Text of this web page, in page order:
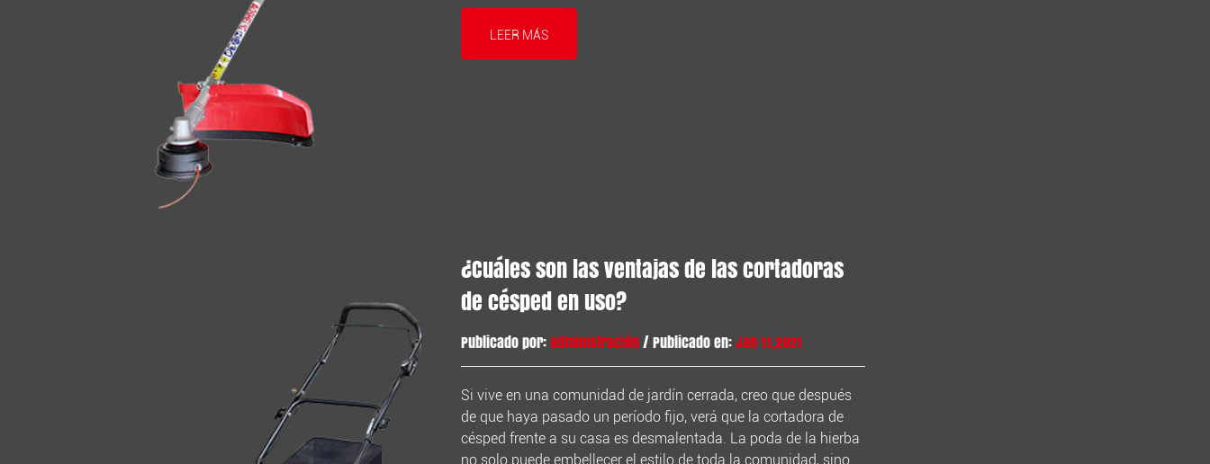
LEER MÁS
¿Cuáles son las ventajas de las cortadoras
de césped en uso?
Publicado por:administración/ Publicado en:Jan 11,2021
Si vive en una comunidad de jardín cerrada, creo que después
de que haya pasado un período fijo, verá que la cortadora de
césped frente a su casa es desmalentada. La poda de la hierba
no solo puede embellecer el estilo de toda la comunidad, sino